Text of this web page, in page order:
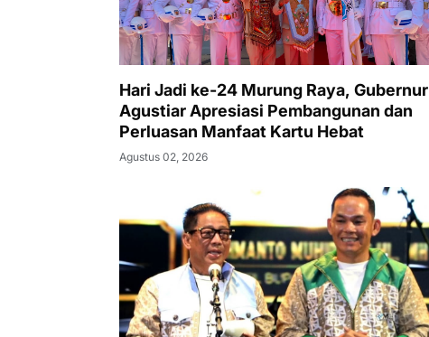
Hari Jadi ke-24 Murung Raya, Gubernur
Agustiar Apresiasi Pembangunan dan
Perluasan Manfaat Kartu Hebat
Agustus 02, 2026